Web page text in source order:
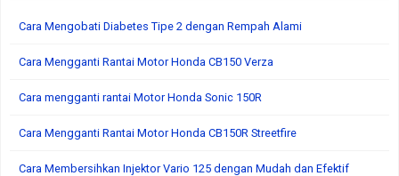
Cara Mengobati Diabetes Tipe 2 dengan Rempah Alami
Cara Mengganti Rantai Motor Honda CB150 Verza
Cara mengganti rantai Motor Honda Sonic 150R
Cara Mengganti Rantai Motor Honda CB150R Streetfire
Cara Membersihkan Injektor Vario 125 dengan Mudah dan Efektif